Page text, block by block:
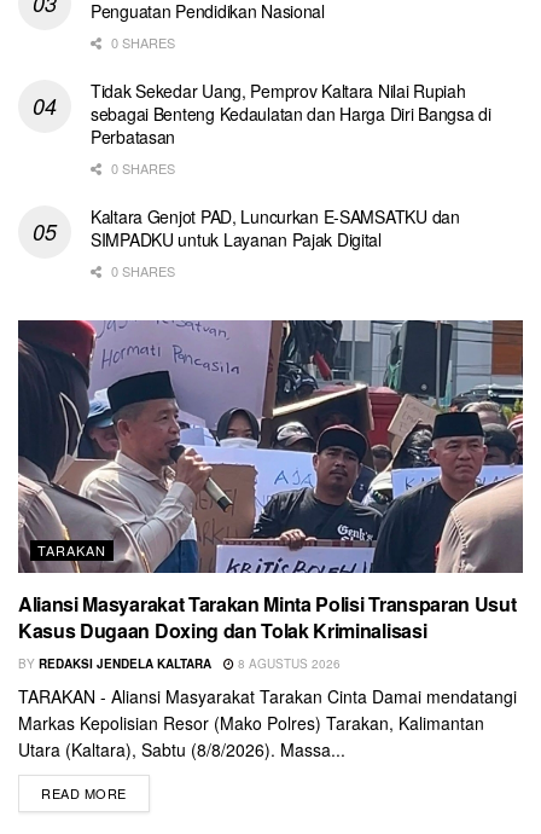
Penguatan Pendidikan Nasional
0 SHARES
Tidak Sekedar Uang, Pemprov Kaltara Nilai Rupiah
sebagai Benteng Kedaulatan dan Harga Diri Bangsa di
Perbatasan
0 SHARES
Kaltara Genjot PAD, Luncurkan E-SAMSATKU dan
SIMPADKU untuk Layanan Pajak Digital
0 SHARES
TARAKAN
Aliansi Masyarakat Tarakan Minta Polisi Transparan Usut
Kasus Dugaan Doxing dan Tolak Kriminalisasi
BY REDAKSI JENDELA KALTARA 8 AGUSTUS 2026
TARAKAN - Aliansi Masyarakat Tarakan Cinta Damai mendatangi
Markas Kepolisian Resor (Mako Polres) Tarakan, Kalimantan
Utara (Kaltara), Sabtu (8/8/2026). Massa...
READ MORE